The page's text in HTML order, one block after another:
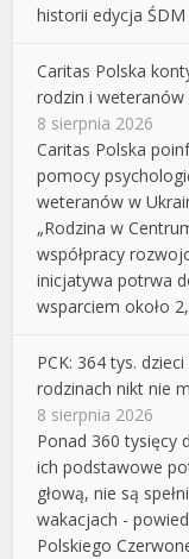
historii edycja
Caritas Polska
rodzin i weteranów
8 sierpnia 2026
Caritas Polska
pomocy
weteranów w
„Rodzina w
współpracy
inicjatywa potrwa
wsparciem około
PCK: 364 tys.
rodzinach nikt nie
8 sierpnia 2026
Ponad 360 tysięcy
ich podstawowe
głową, nie są
wakacjach -
Polskiego